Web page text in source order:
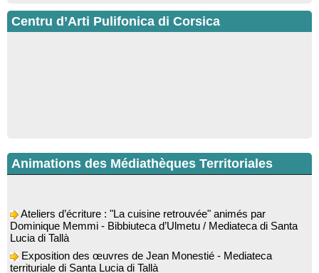
Centru d’Arti Pulifonica di Corsica
Animations des Médiathèques Territoriales
Dominique Memmi - Bibbiuteca d’Ulmetu / Mediateca di Santa
Lucia di Tallà
territuriale di Santa Lucia di Tallà